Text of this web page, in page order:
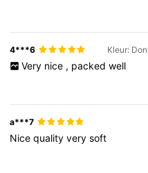
4***6 Kleur:
Very nice , packed well
a***7
Nicequalityverysoft